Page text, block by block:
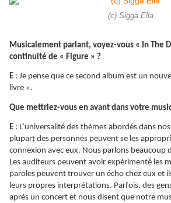
(c) Sigga Ella
Musicalement parlant, voyez-vous « In The
continuité de « Figure » ?
E : Je pense que ce second album est un
livre ».
Que mettriez-vous en avant dans votre
E : L’universalité des thèmes abordés dans
plupart des personnes peuvent se les
connexion avec eux. Nous parlons beaucoup
Les auditeurs peuvent avoir expérimenté les
paroles peuvent trouver un écho chez eux et
leurs propres interprétations. Parfois, des
après un concert et nous disent que notre